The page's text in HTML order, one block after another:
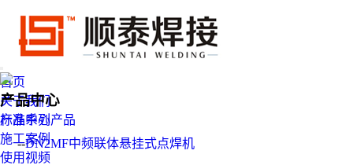
首页
关于我们
产品中心
施工案例
使用视频
产品中心
标准系列产品
--DN2MF中频联体悬挂式点焊机